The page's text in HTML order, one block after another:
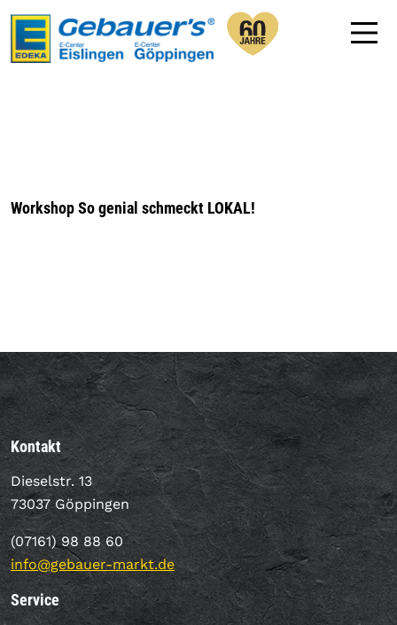
Workshop So genial schmeckt LOKAL!
Kontakt
Dieselstr. 13
73037 Göppingen
(07161) 98 88 60
info@gebauer-markt.de
Service